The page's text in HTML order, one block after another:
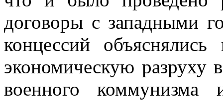
договоры с западными
концессий объяснялись
экономическую разруху
военного